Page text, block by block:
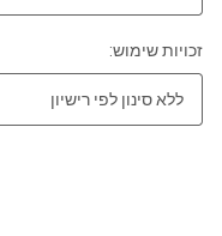
זכויות שימוש:
ללא סינון לפי רישיון